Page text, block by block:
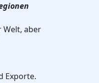
Welt, aber
Exporte.